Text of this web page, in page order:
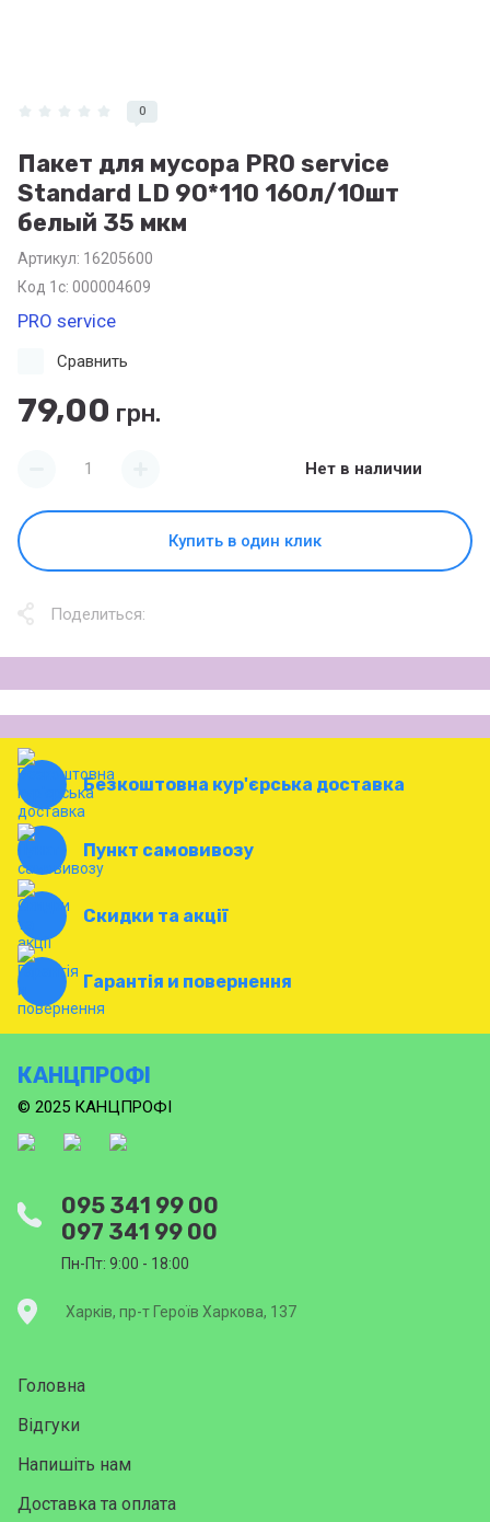
0
Пакет для мусора PRO service
Standard LD 90*110 160л/10шт
белый 35 мкм
Артикул: 16205600
Код 1с: 000004609
PRO service
79,00 грн.
Сравнить
Нет в наличии
Купить в один клик
Поделиться:
Безкоштовна кур'єрська доставка
Пункт самовивозу
Скидки та акції
Гарантія и повернення
КАНЦПРОФІ
© 2025 КАНЦПРОФІ
095 341 99 00
097 341 99 00
Пн-Пт: 9:00 - 18:00
Харків, пр-т Героїв Харкова, 137
Головна
Відгуки
Напишіть нам
Доставка та оплата